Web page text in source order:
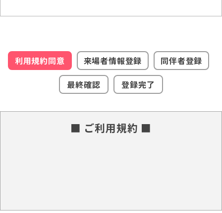
利用規約同意 来場者情報登録
同伴者登録
最終確認
登録完了
■ ご利用規約 ■